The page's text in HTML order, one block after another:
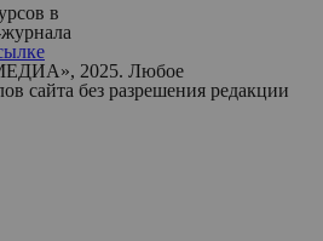
в
2025. Любое
сайта без разрешения редакции